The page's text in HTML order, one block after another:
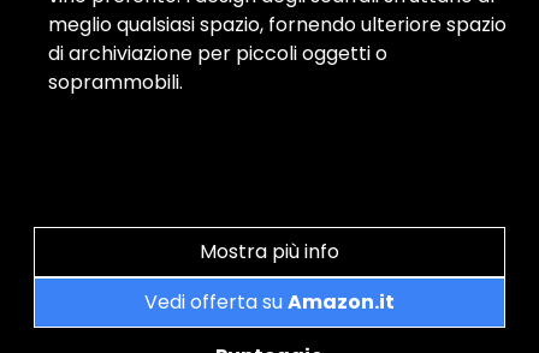
meglio qualsiasi spazio, fornendo ulteriore spazio
di archiviazione per piccoli oggetti o
soprammobili.
Mostra più info
Vedi offerta suAmazon.it